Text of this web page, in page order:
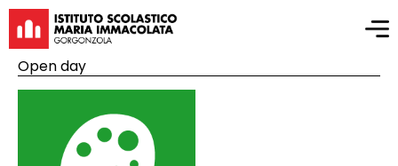
Open day